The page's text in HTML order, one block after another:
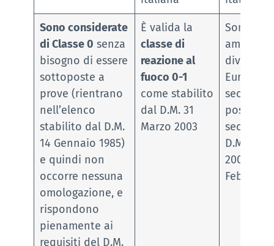
Sono considerate
di Classe 0 senza
bisogno di essere
sottoposte a
prove (rientrano
nell’elenco
stabilito dal D.M.
14 Gennaio 1985)
e quindi non
occorre nessuna
omologazione, e
rispondono
pienamente ai
requisiti del D.M.
È valida la
classe di
reazione al
fuoco 0-1
come stabilito
dal D.M. 31
Marzo 2003
Sono
ammesse
diverse
seconda
posa in
secondo
D.M. 15
2005 e
Febbraio